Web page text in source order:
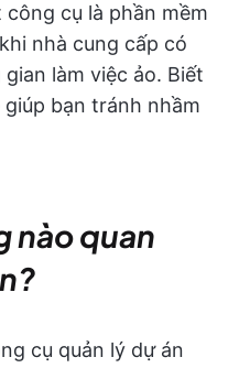
cụ là phần mềm
nhà cung cấp có
làm việc ảo. Biết
bạn tránh nhầm
nào quan
cụ quản lý dự án